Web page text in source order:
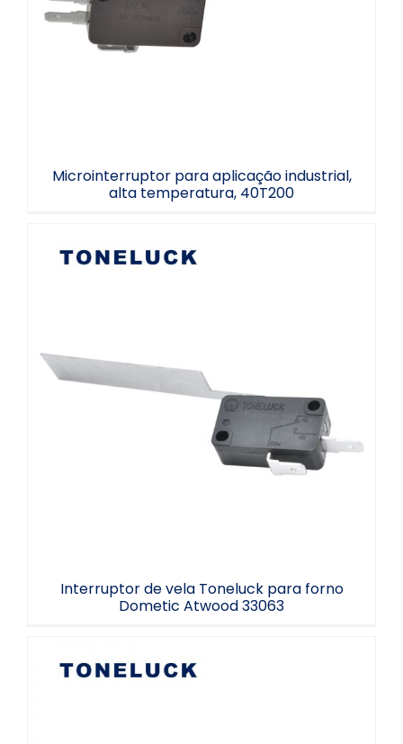
industrial, alta temperatura, 40T200
Microinterruptor para aplicação industrial,
alta temperatura, 40T200
Interruptor de vela Toneluck para forno
Dometic Atwood 33063
Interruptor de vela Toneluck para forno
Dometic Atwood 33063